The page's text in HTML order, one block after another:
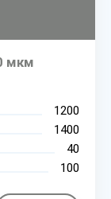
мкм
1200
1400
40
100